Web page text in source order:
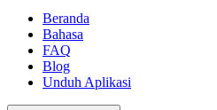
Beranda
Bahasa
FAQ
Blog
Unduh Aplikasi